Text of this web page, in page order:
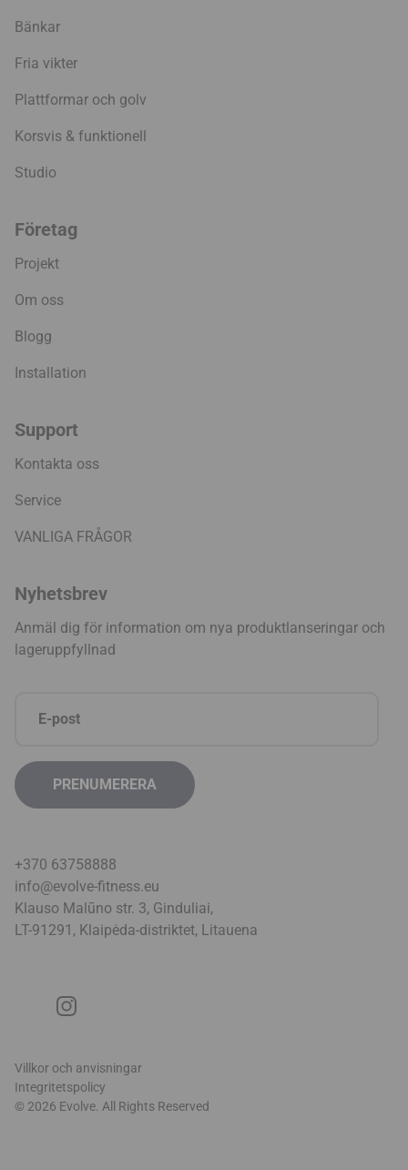
Bänkar
Fria vikter
Plattformar och golv
Korsvis & funktionell
Studio
Företag
Projekt
Om oss
Blogg
Installation
Support
Kontakta oss
Service
VANLIGA FRÅGOR
Nyhetsbrev
Anmäl dig för information om nya produktlanseringar och
lageruppfyllnad
+370 63758888
info@evolve-fitness.eu
Klauso Malūno str. 3, Ginduliai,
LT-91291, Klaipėda-distriktet, Litauena
© 2026 Evolve. All Rights Reserved
Villkor och anvisningar
Integritetspolicy